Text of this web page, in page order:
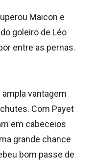
Maicon e
goleiro de Léo
entre as pernas.
vantagem
Com Payet
em cabeceios
grande chance
bom passe de